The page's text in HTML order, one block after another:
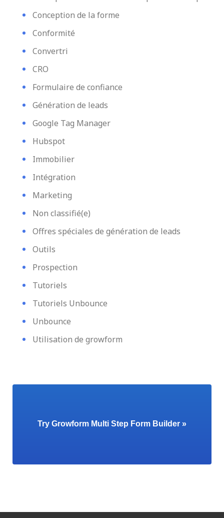
Conception de la forme
Conformité
Convertri
CRO
Formulaire de confiance
Génération de leads
Google Tag Manager
Hubspot
Immobilier
Intégration
Marketing
Non classifié(e)
Offres spéciales de génération de leads
Outils
Prospection
Tutoriels
Tutoriels Unbounce
Unbounce
Utilisation de growform
Try Growform Multi Step Form Builder »